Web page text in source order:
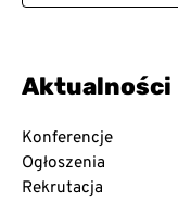
u
d
a
:
Aktualności
Konferencje
Ogłoszenia
Rekrutacja